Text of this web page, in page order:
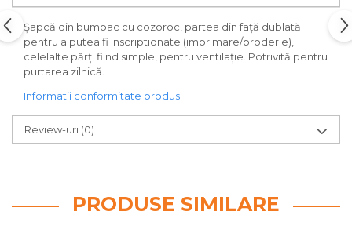
Șapcă din bumbac cu cozoroc, partea din față dublată
pentru a putea fi inscriptionate (imprimare/broderie),
celelalte părți fiind simple, pentru ventilație. Potrivită pentru
purtarea zilnică.
Informatii conformitate produs
Review-uri (0)
PRODUSE SIMILARE